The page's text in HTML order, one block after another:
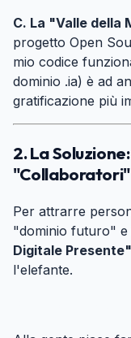
C. La "Valle della
progetto Open
mio codice
dominio .ia) è ad
gratificazione più
2. La
"Collaboratori"
Per attrarre
"dominio futuro" e
Digitale Presente"
l'elefante.